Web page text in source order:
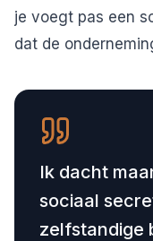
je voegt pas een
dat de
Ik dacht
sociaal
zelfstandige